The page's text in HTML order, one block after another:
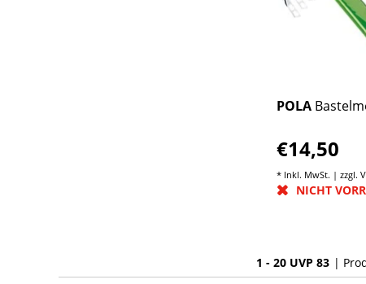
POLA
€14,50
* Inkl. MwSt. | zzgl.
NICHT
1 - 20 UVP 83 |